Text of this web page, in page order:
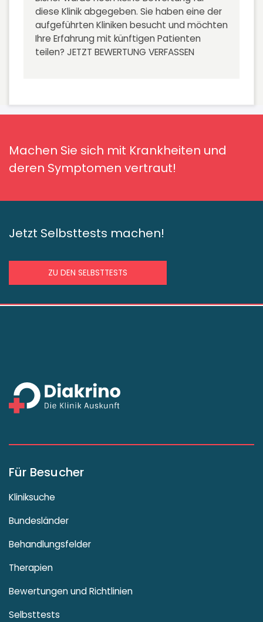
diese Klinik abgegeben. Sie haben eine der
aufgeführten Kliniken besucht und möchten
Ihre Erfahrung mit künftigen Patienten
teilen? JETZT BEWERTUNG VERFASSEN
Machen Sie sich mit Krankheiten und
deren Symptomen vertraut!
Jetzt Selbsttests machen!
ZU DEN SELBSTTESTS
Für Besucher
Kliniksuche
Bundesländer
Behandlungsfelder
Therapien
Bewertungen und Richtlinien
Selbsttests